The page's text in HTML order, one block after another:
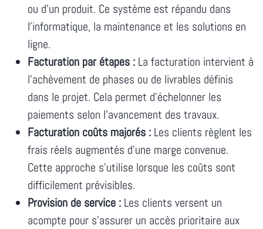
ou d'un produit. Ce système est répandu dans
l'informatique, la maintenance et les solutions en
ligne.
Facturation par étapes : La facturation intervient à
l'achèvement de phases ou de livrables définis
dans le projet. Cela permet d'échelonner les
paiements selon l'avancement des travaux.
Facturation coûts majorés : Les clients règlent les
frais réels augmentés d'une marge convenue.
Cette approche s'utilise lorsque les coûts sont
difficilement prévisibles.
Provision de service : Les clients versent un
acompte pour s'assurer un accès prioritaire aux